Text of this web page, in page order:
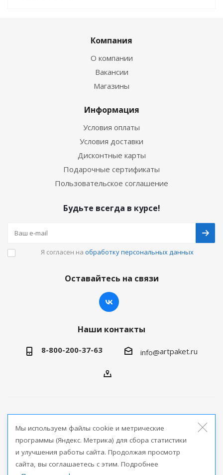
Компания
О компании
Вакансии
Магазины
Информация
Условия оплаты
Условия доставки
Дисконтные карты
Подарочные сертификаты
Пользовательское соглашение
Будьте всегда в курсе!
Я согласен на обработку персональных данных
Оставайтесь на связи
Наши контакты
8-800-200-37-63 info@artpaket.ru
продукции
Версия для печати
Мы используем файлы cookie и метрические
программы (Яндекс. Метрика) для сбора статистики
и улучшения работы сайта. Продолжая просмотр
сайта, вы соглашаетесь с этим. Подробнее